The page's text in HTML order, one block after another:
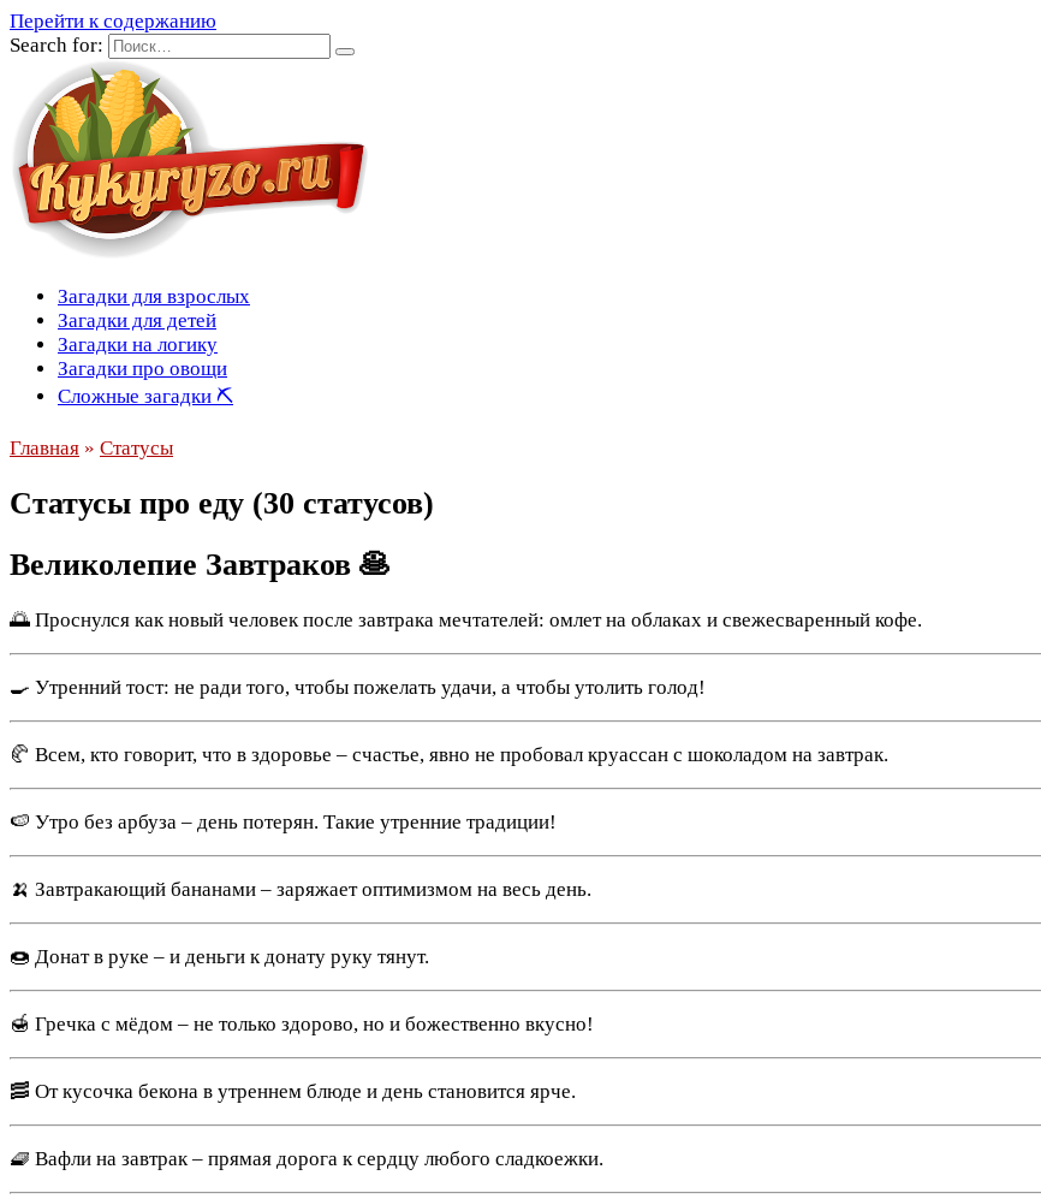
Перейти к содержанию
Search for:
Загадки для взрослых
Загадки для детей
Загадки на логику
Загадки про овощи
Сложные загадки ⛏
Главная » Статусы
Статусы про еду (30 статусов)
Великолепие Завтраков 🥞
🌅 Проснулся как новый человек после завтрака мечтателей: омлет на облаках и свежесваренный кофе.
🍳 Утренний тост: не ради того, чтобы пожелать удачи, а чтобы утолить голод!
🥐 Всем, кто говорит, что в здоровье – счастье, явно не пробовал круассан с шоколадом на завтрак.
🍉 Утро без арбуза – день потерян. Такие утренние традиции!
🍌 Завтракающий бананами – заряжает оптимизмом на весь день.
🍩 Донат в руке – и деньги к донату руку тянут.
🍯 Гречка с мёдом – не только здорово, но и божественно вкусно!
🥓 От кусочка бекона в утреннем блюде и день становится ярче.
🧇 Вафли на завтрак – прямая дорога к сердцу любого сладкоежки.